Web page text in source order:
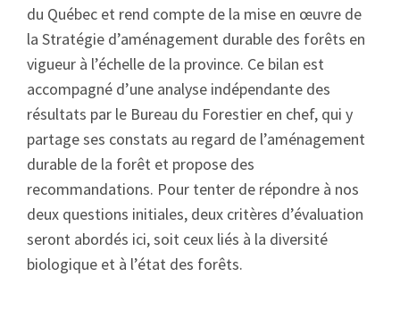
du Québec et rend compte de la mise en œuvre de
la Stratégie d’aménagement durable des forêts en
vigueur à l’échelle de la province. Ce bilan est
accompagné d’une analyse indépendante des
résultats par le Bureau du Forestier en chef, qui y
partage ses constats au regard de l’aménagement
durable de la forêt et propose des
recommandations. Pour tenter de répondre à nos
deux questions initiales, deux critères d’évaluation
seront abordés ici, soit ceux liés à la diversité
biologique et à l’état des forêts.